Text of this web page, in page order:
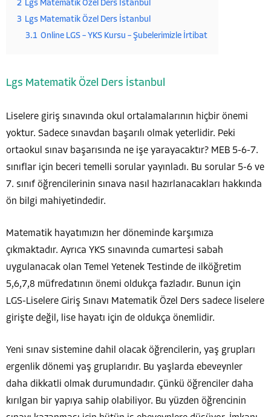
2 Lgs Matematik Özel Ders İstanbul
3 Lgs Matematik Özel Ders İstanbul
3.1 Online LGS – YKS Kursu – Şubelerimizle İrtibat
Lgs Matematik Özel Ders İstanbul
Liselere giriş sınavında okul ortalamalarının hiçbir önemi
yoktur. Sadece sınavdan başarılı olmak yeterlidir. Peki
ortaokul sınav başarısında ne işe yarayacaktır? MEB 5-6-7.
sınıflar için beceri temelli sorular yayınladı. Bu sorular 5-6 ve
7. sınıf öğrencilerinin sınava nasıl hazırlanacakları hakkında
ön bilgi mahiyetindedir.
Matematik hayatımızın her döneminde karşımıza
çıkmaktadır. Ayrıca YKS sınavında cumartesi sabah
uygulanacak olan Temel Yetenek Testinde de ilköğretim
5,6,7,8 müfredatının önemi oldukça fazladır. Bunun için
LGS-Liselere Giriş Sınavı Matematik Özel Ders sadece liselere
girişte değil, lise hayatı için de oldukça önemlidir.
Yeni sınav sistemine dahil olacak öğrencilerin, yaş grupları
ergenlik dönemi yaş gruplarıdır. Bu yaşlarda ebeveynler
daha dikkatli olmak durumundadır. Çünkü öğrenciler daha
kırılgan bir yapıya sahip olabiliyor. Bu yüzden öğrencinin